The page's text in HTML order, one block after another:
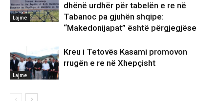
Lajme
dhënë urdhër për tabelën e re në
Tabanoc pa gjuhën shqipe:
“Makedonijapat” është përgjegjëse
Lajme
Kreu i Tetovës Kasami promovon
rrugën e re në Xhepçisht